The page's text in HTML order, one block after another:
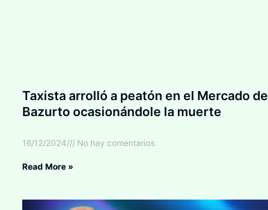
Taxista arrolló a peatón en el Mercado de
Bazurto ocasionándole la muerte
16/12/2024 No hay comentarios
Read More »